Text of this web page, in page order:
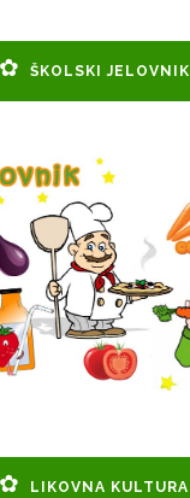
ŠKOLSKI JELOVNIK
LIKOVNA KULTURA